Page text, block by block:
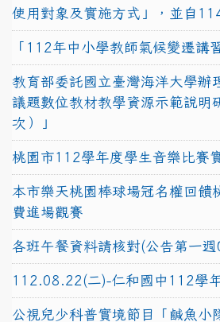
使用對象及實施方式」，並自
「112年中小學教師氣候變遷講
教育部委託國立臺灣海洋大學辦
議題數位教材教學資源示範說明
次）」
桃園市112學年度學生音樂比賽
本市樂天桃園棒球場冠名權回饋
費進場觀賽
各班午餐資料請核對(公告第一
112.08.22(二)-仁和國中112學
公視兒少科普實境節目「鹹魚小